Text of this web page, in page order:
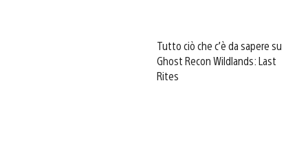
Tutto ciò che c’è da sapere su
Ghost Recon Wildlands: Last
Rites